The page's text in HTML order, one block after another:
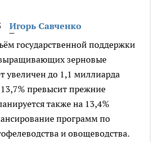
Игорь Савченко
государственной поддержки
зерновые
увеличен до 1,1 миллиарда
превысит прежние
также на 13,4%
программ по
и овощеводства.